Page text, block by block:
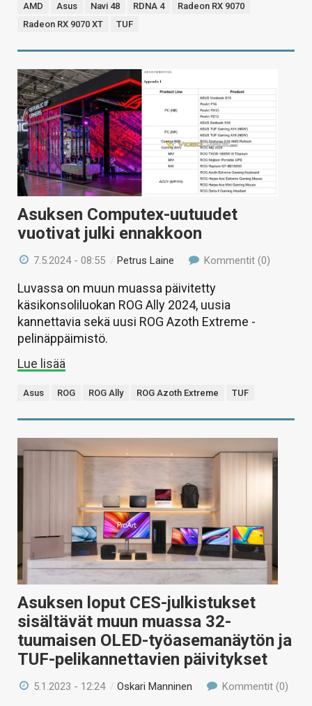
AMD Asus Navi 48 RDNA 4
Radeon RX 9070
Radeon RX 9070 XT
TUF
Asuksen Computex-uutuudet
vuotivat julki ennakkoon
7.5.2024 - 08:55 /Petrus Laine Kommentit (0)
Luvassa on muun muassa päivitetty
käsikonsoliluokan ROG Ally 2024, uusia
kannettavia sekä uusi ROG Azoth Extreme -
pelinäppäimistö.
Lue lisää
Asus ROG ROG Ally ROG Azoth Extreme TUF
Asuksen loput CES-julkistukset
sisältävät muun muassa 32-
tuumaisen OLED-työasemanäytön ja
TUF-pelikannettavien päivitykset
5.1.2023 - 12:24 /Oskari Manninen Kommentit (0)